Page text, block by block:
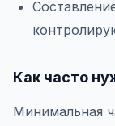
Как часто
Минимальная